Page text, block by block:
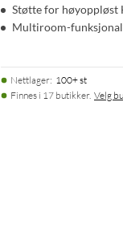
Støtte for høyoppløst
Multiroom-
Nettlager: 100+ st
Finnes i 17 butikker. Velg